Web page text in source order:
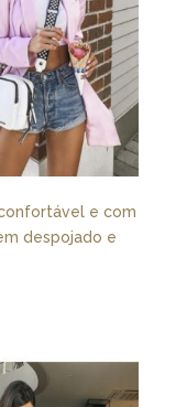
e com
despojado e